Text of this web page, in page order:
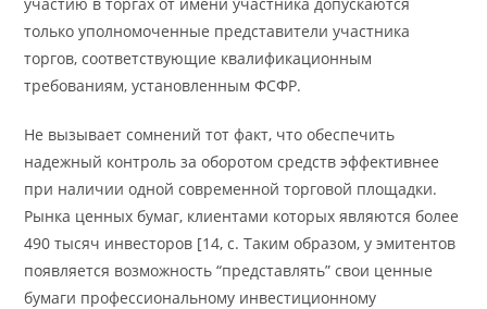
только уполномоченные представители участника
торгов, соответствующие квалификационным
требованиям, установленным ФСФР.
Не вызывает сомнений тот факт, что обеспечить
надежный контроль за оборотом средств эффективнее
при наличии одной современной торговой площадки.
Рынка ценных бумаг, клиентами которых являются более
490 тысяч инвесторов [14, с. Таким образом, у эмитентов
появляется возможность “представлять” свои ценные
бумаги профессиональному инвестиционному